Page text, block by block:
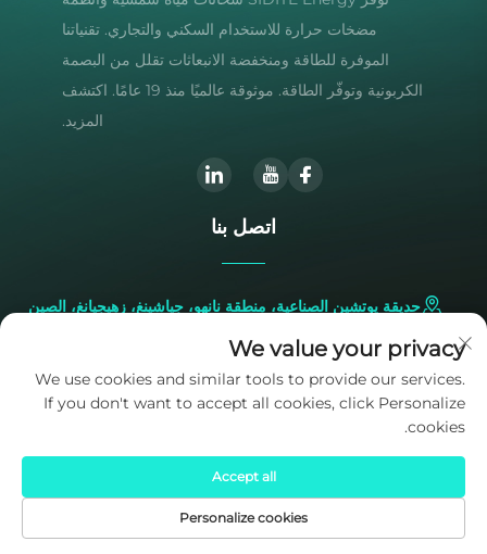
مضخات حرارة للاستخدام السكني والتجاري. تقنياتنا
الموفرة للطاقة ومنخفضة الانبعاثات تقلل من البصمة
الكربونية وتوفّر الطاقة. موثوقة عالميًا منذ 19 عامًا. اكتشف
المزيد.
اتصل بنا
حديقة يوتشين الصناعية، منطقة نانهو، جياشينغ، زهيجيانغ، الصين
+86-573-83224422
[email protected]
We value your privacy
We use cookies and similar tools to provide our services.
If you don't want to accept all cookies, click Personalize
cookies.
Personalize cookies
Accept all